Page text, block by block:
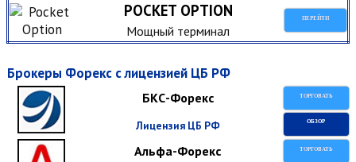
POCKET OPTION ПЕРЕЙТИ
Мощный терминал
Брокеры Форекс с лицензией ЦБ РФ
БКС-Форекс ТОРГОВАТЬ
Лицензия ЦБ РФ ОБЗОР
Альфа-Форекс ТОРГОВАТЬ